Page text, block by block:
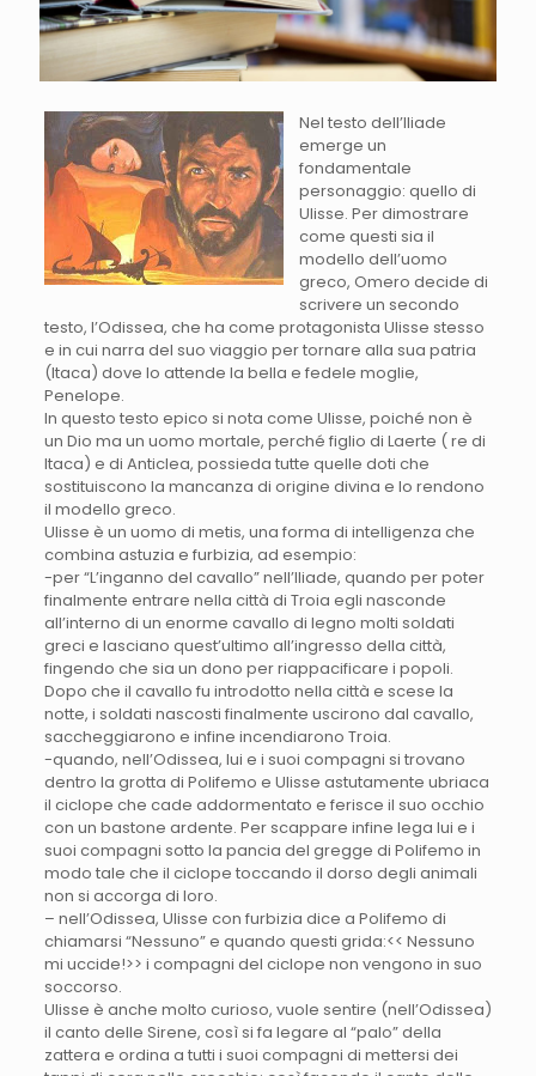
Nel testo dell’Iliade
emerge un
fondamentale
personaggio: quello di
Ulisse. Per dimostrare
come questi sia il
modello dell’uomo
greco, Omero decide di
scrivere un secondo
testo, l’Odissea, che ha come protagonista Ulisse stesso
e in cui narra del suo viaggio per tornare alla sua patria
(Itaca) dove lo attende la bella e fedele moglie,
Penelope.
In questo testo epico si nota come Ulisse, poiché non è
un Dio ma un uomo mortale, perché figlio di Laerte ( re di
Itaca) e di Anticlea, possieda tutte quelle doti che
sostituiscono la mancanza di origine divina e lo rendono
il modello greco.
Ulisse è un uomo di metis, una forma di intelligenza che
combina astuzia e furbizia, ad esempio:
-per “L’inganno del cavallo” nell’Iliade, quando per poter
finalmente entrare nella città di Troia egli nasconde
all’interno di un enorme cavallo di legno molti soldati
greci e lasciano quest’ultimo all’ingresso della città,
fingendo che sia un dono per riappacificare i popoli.
Dopo che il cavallo fu introdotto nella città e scese la
notte, i soldati nascosti finalmente uscirono dal cavallo,
saccheggiarono e infine incendiarono Troia.
-quando, nell’Odissea, lui e i suoi compagni si trovano
dentro la grotta di Polifemo e Ulisse astutamente ubriaca
il ciclope che cade addormentato e ferisce il suo occhio
con un bastone ardente. Per scappare infine lega lui e i
suoi compagni sotto la pancia del gregge di Polifemo in
modo tale che il ciclope toccando il dorso degli animali
non si accorga di loro.
– nell’Odissea, Ulisse con furbizia dice a Polifemo di
chiamarsi “Nessuno” e quando questi grida:<< Nessuno
mi uccide!>> i compagni del ciclope non vengono in suo
soccorso.
Ulisse è anche molto curioso, vuole sentire (nell’Odissea)
il canto delle Sirene, così si fa legare al “palo” della
zattera e ordina a tutti i suoi compagni di mettersi dei